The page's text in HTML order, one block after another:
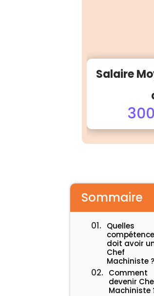
Salaire
Sommaire
Quelles
doit avoir
Chef
Machiniste ?
Comment
devenir
Machiniste